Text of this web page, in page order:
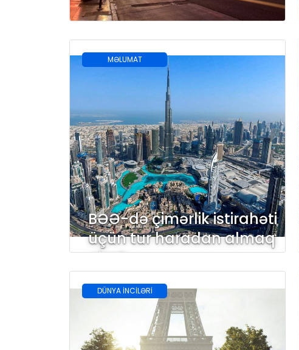
MƏLUMAT
BƏƏ-də çimərlik istirahəti
üçün tur haradan almaq
olar?
DÜNYA İNCİLƏRİ